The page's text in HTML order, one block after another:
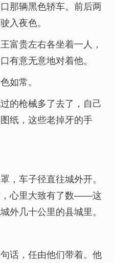
那辆黑色轿车。前后两
入夜色。
富贵左右各坐着一人，
有意无意地对着他。
如常。
的枪械多了去了，自己
纸，这些老掉牙的手
，车子径直往城外开。
，心里大致有了数——这
外几十公里的县城里。
话，任由他们带着。他